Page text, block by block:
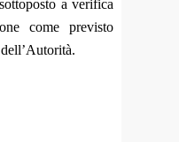
a verifica
come previsto